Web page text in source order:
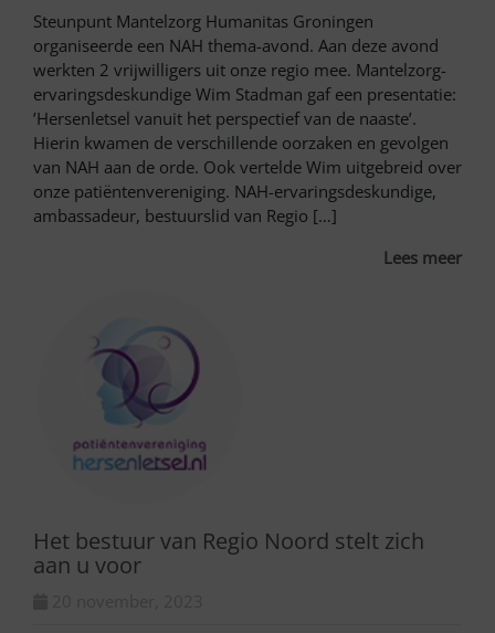
Steunpunt Mantelzorg Humanitas Groningen
organiseerde een NAH thema-avond. Aan deze avond
werkten 2 vrijwilligers uit onze regio mee. Mantelzorg-
ervaringsdeskundige Wim Stadman gaf een presentatie:
’Hersenletsel vanuit het perspectief van de naaste’.
Hierin kwamen de verschillende oorzaken en gevolgen
van NAH aan de orde. Ook vertelde Wim uitgebreid over
onze patiëntenvereniging. NAH-ervaringsdeskundige,
ambassadeur, bestuurslid van Regio […]
Lees meer
Het bestuur van Regio Noord stelt zich
aan u voor